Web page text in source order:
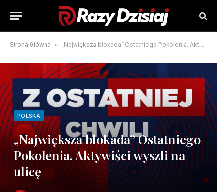
Strona Główna » „Największa blokada” Ostatniego Pokolenia. Aktywiści wyszli na ulicę
POLSKA
„Największa blokada” Ostatniego
Pokolenia. Aktywiści wyszli na
ulicę